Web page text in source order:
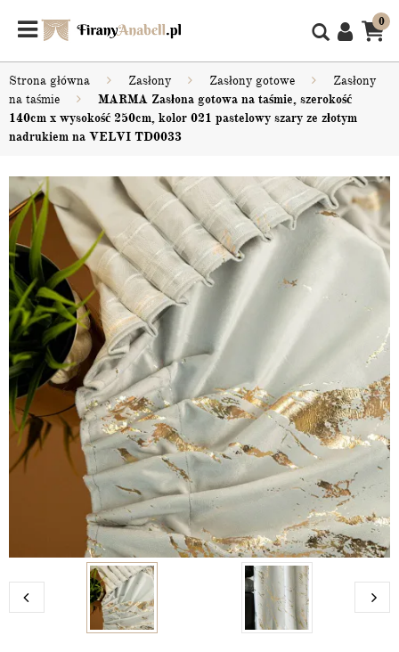
0
Strona główna Zasłony Zasłony gotowe
Zasłony
na taśmie
MARMA Zasłona gotowa na taśmie, szerokość
140cm x wysokość 250cm, kolor 021 pastelowy szary ze złotym
nadrukiem na VELVI TD0033